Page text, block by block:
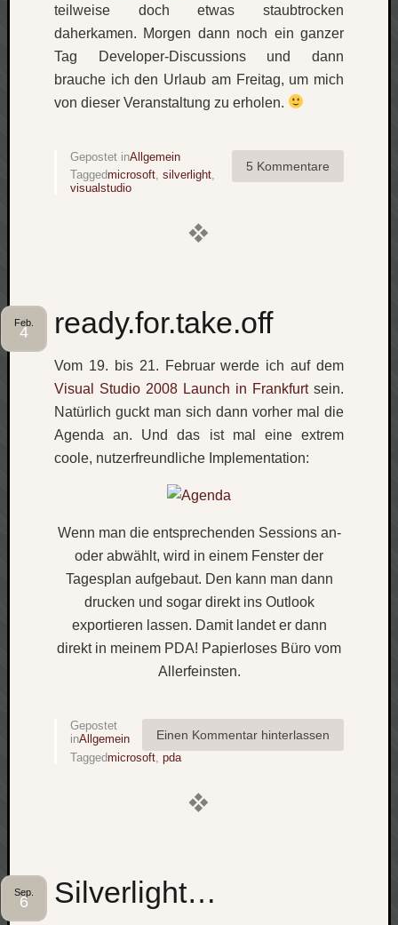
teilweise doch etwas staubtrocken
daherkamen. Morgen dann noch ein ganzer
Tag Developer-Discussions und dann
brauche ich den Urlaub am Freitag, um mich
von dieser Veranstaltung zu erholen.
5 Kommentare
Gepostet inAllgemein
Taggedmicrosoft silverlight
visualstudio
ready.for.take.off
Feb.
4
Vom 19. bis 21. Februar werde ich auf dem
Visual Studio 2008 Launch in Frankfurtsein.
Natürlich guckt man sich dann vorher mal die
Agenda an. Und das ist mal eine extrem
coole, nutzerfreundliche Implementation:
Wenn man die entsprechenden Sessions an-
oder abwählt, wird in einem Fenster der
Tagesplan aufgebaut. Den kann man dann
drucken und sogar direkt ins Outlook
exportieren lassen. Damit landet er dann
direkt in meinem PDA! Papierloses Büro vom
Allerfeinsten.
Einen Kommentar hinterlassen
Gepostet
inAllgemein
Taggedmicrosoft pda
Silverlight…
Sep.
6